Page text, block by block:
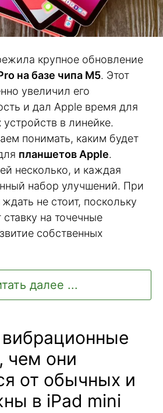
крупное обновление
на базе чипа М5. Этот
увеличил его
и дал Apple время для
устройств в линейке.
понимать, каким будет
планшетов Apple.
несколько, и каждая
набор улучшений. При
не стоит, поскольку
на точечные
собственных
далее ...
вибрационные
чем они
от обычных и
в iPad mini